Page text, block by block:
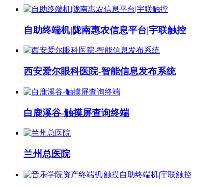
自助终端机|陇南惠农信息平台|宇联触控
西安爱尔眼科医院-智能信息发布系统
白鹿溪谷-触摸屏查询终端
兰州总医院